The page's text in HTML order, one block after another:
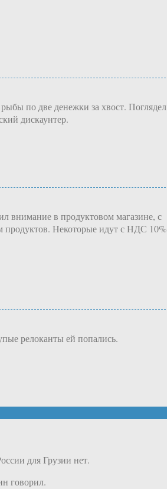
по две денежки за хвост. Поглядел
дискаунтер.
внимание в продуктовом магазине, с
Некоторые идут с НДС
релоканты ей попались.
для Грузии нет.
говорил.